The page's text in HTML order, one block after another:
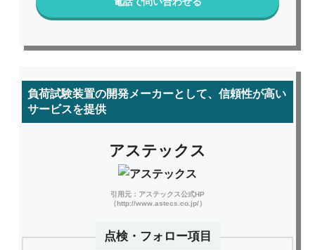
負荷試験装置の開発メーカーとして、信頼性が高い
サービスを提供
アステックス
引用元：アステックス公式HP
（http://www.astecs.co.jp/）
点検・フォロー項目